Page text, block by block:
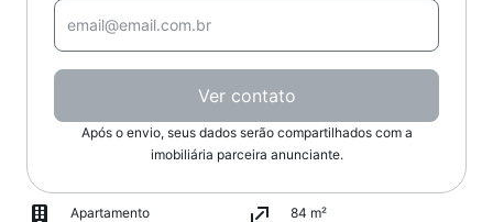
Ver contato
Após o envio, seus dados serão compartilhados com a
imobiliária parceira anunciante.
Apartamento
84 m²